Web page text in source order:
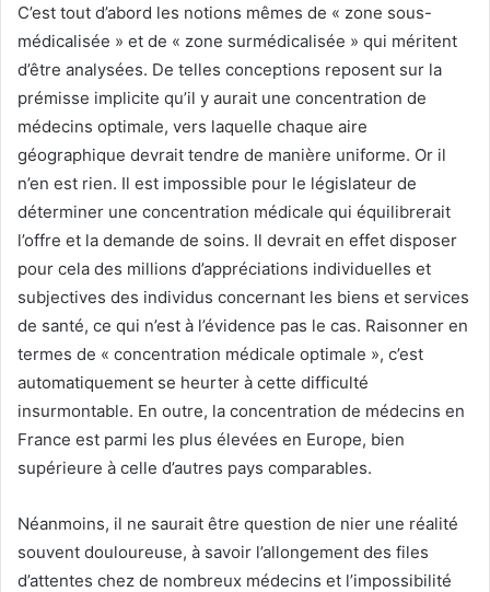
C’est tout d’abord les notions mêmes de « zone sous-
médicalisée » et de « zone surmédicalisée » qui méritent
d’être analysées. De telles conceptions reposent sur la
prémisse implicite qu’il y aurait une concentration de
médecins optimale, vers laquelle chaque aire
géographique devrait tendre de manière uniforme. Or il
n’en est rien. Il est impossible pour le législateur de
déterminer une concentration médicale qui équilibrerait
l’offre et la demande de soins. Il devrait en effet disposer
pour cela des millions d’appréciations individuelles et
subjectives des individus concernant les biens et services
de santé, ce qui n’est à l’évidence pas le cas. Raisonner en
termes de « concentration médicale optimale », c’est
automatiquement se heurter à cette difficulté
insurmontable. En outre, la concentration de médecins en
France est parmi les plus élevées en Europe, bien
supérieure à celle d’autres pays comparables.
Néanmoins, il ne saurait être question de nier une réalité
souvent douloureuse, à savoir l’allongement des files
d’attentes chez de nombreux médecins et l’impossibilité